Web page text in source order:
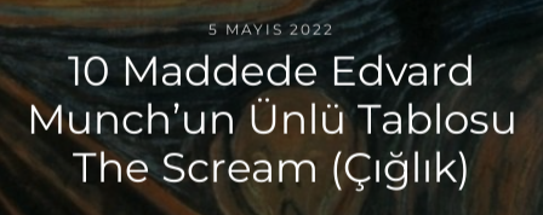
5 MAYIS 2022
10 Maddede Edvard
Munch’un Ünlü Tablosu
The Scream (Çığlık)